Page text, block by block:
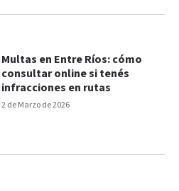
2 de Marzo de 2026
Multas en Entre Ríos: cómo
consultar online si tenés
infracciones en rutas